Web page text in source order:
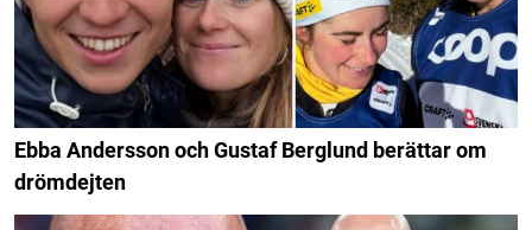
Ebba Andersson och Gustaf Berglund berättar om
drömdejten